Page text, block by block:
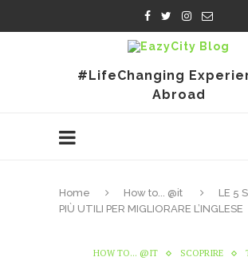
#LifeChanging
Abroad
Home How to... @it
LE 5
PIÙ UTILI PER MIGLIORARE L’INGLESE
HOW TO... @IT SCOPRIRE